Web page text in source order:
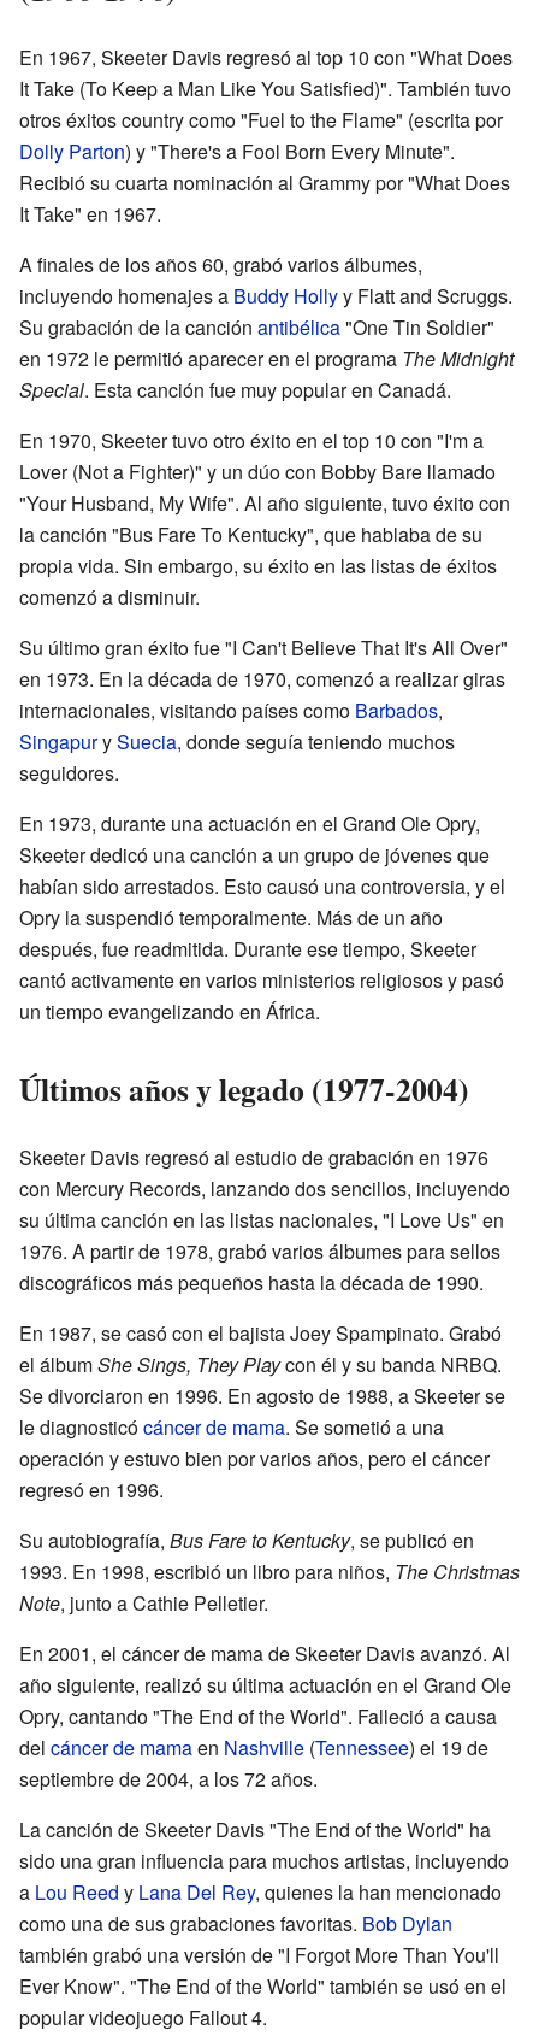
En 1967, Skeeter Davis regresó al top 10 con "What Does
It Take (To Keep a Man Like You Satisfied)". También tuvo
otros éxitos country como "Fuel to the Flame" (escrita por
Dolly Parton) y "There's a Fool Born Every Minute".
Recibió su cuarta nominación al Grammy por "What Does
It Take" en 1967.
A finales de los años 60, grabó varios álbumes,
incluyendo homenajes a Buddy Hollyy Flatt and Scruggs.
Su grabación de la canción antibélica"One Tin Soldier"
en 1972 le permitió aparecer en el programa The Midnight
Special. Esta canción fue muy popular en Canadá.
En 1970, Skeeter tuvo otro éxito en el top 10 con "I'm a
Lover (Not a Fighter)" y un dúo con Bobby Bare llamado
"Your Husband, My Wife". Al año siguiente, tuvo éxito con
la canción "Bus Fare To Kentucky", que hablaba de su
propia vida. Sin embargo, su éxito en las listas de éxitos
comenzó a disminuir.
Su último gran éxito fue "I Can't Believe That It's All Over"
en 1973. En la década de 1970, comenzó a realizar giras
internacionales, visitando países como Barbados,
SingapurySuecia, donde seguía teniendo muchos
seguidores.
En 1973, durante una actuación en el Grand Ole Opry,
Skeeter dedicó una canción a un grupo de jóvenes que
habían sido arrestados. Esto causó una controversia, y el
Opry la suspendió temporalmente. Más de un año
después, fue readmitida. Durante ese tiempo, Skeeter
cantó activamente en varios ministerios religiosos y pasó
un tiempo evangelizando en África.
Últimos años y legado (1977-2004)
Skeeter Davis regresó al estudio de grabación en 1976
con Mercury Records, lanzando dos sencillos, incluyendo
su última canción en las listas nacionales, "I Love Us" en
1976. A partir de 1978, grabó varios álbumes para sellos
discográficos más pequeños hasta la década de 1990.
En 1987, se casó con el bajista Joey Spampinato. Grabó
el álbumShe Sings, They Playcon él y su banda NRBQ.
Se divorciaron en 1996. En agosto de 1988, a Skeeter se
le diagnosticócáncer de mama. Se sometió a una
operación y estuvo bien por varios años, pero el cáncer
regresó en 1996.
Su autobiografía, Bus Fare to Kentucky, se publicó en
1993. En 1998, escribió un libro para niños, The Christmas
Note, junto a Cathie Pelletier.
En 2001, el cáncer de mama de Skeeter Davis avanzó. Al
año siguiente, realizó su última actuación en el Grand Ole
Opry, cantando "The End of the World". Falleció a causa
del cáncer de mamaen Nashville (Tennessee) el 19 de
septiembre de 2004, a los 72 años.
La canción de Skeeter Davis "The End of the World" ha
sido una gran influencia para muchos artistas, incluyendo
a Lou Reed y Lana Del Rey, quienes la han mencionado
como una de sus grabaciones favoritas. Bob Dylan
también grabó una versión de "I Forgot More Than You'll
Ever Know". "The End of the World" también se usó en el
popular videojuego Fallout 4.